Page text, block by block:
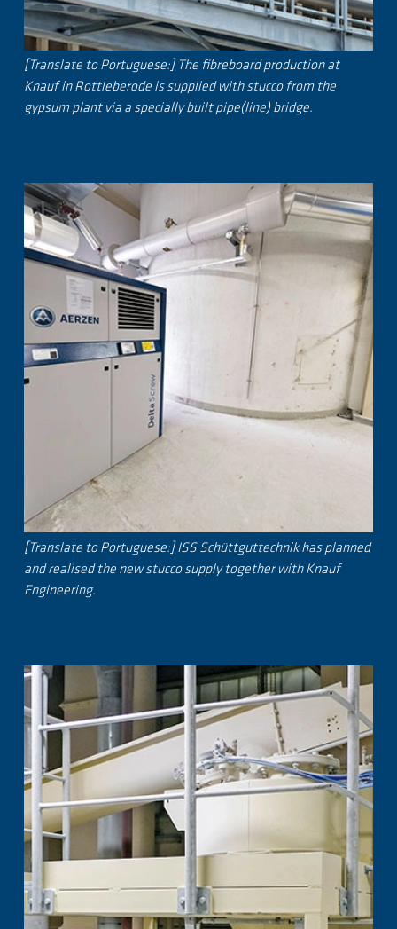
[Translate to Portuguese:] The fibreboard production at
Knauf in Rottleberode is supplied with stucco from the
gypsum plant via a specially built pipe(line) bridge.
[Translate to Portuguese:] ISS Schüttguttechnik has planned
and realised the new stucco supply together with Knauf
Engineering.